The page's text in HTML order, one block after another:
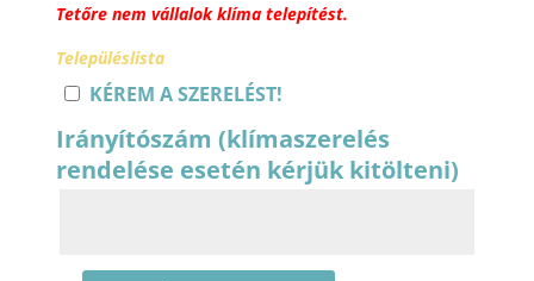
Tetőre nem vállalok klíma telepítést.
Településlista
KÉREM A SZERELÉST!
Irányítószám (klímaszerelés
rendelése esetén kérjük kitölteni)